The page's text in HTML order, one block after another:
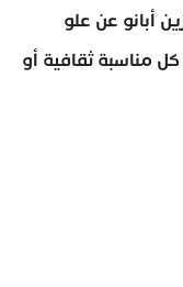
أبانو عن علو
مناسبة ثقافية أو